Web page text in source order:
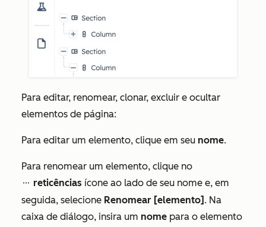
Para editar, renomear, clonar, excluir e ocultar
elementos de página:
Para editar um elemento, clique em seu nome.
Para renomear um elemento, clique no
ellipses reticências ícone ao lado de seu nome e, em
seguida, selecione Renomear [elemento] . Na
caixa de diálogo, insira um nome para o elemento